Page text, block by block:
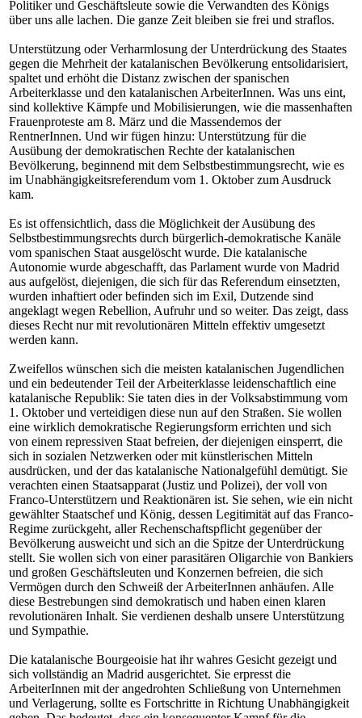
Politiker und Geschäftsleute sowie die Verwandten des Königs
über uns alle lachen. Die ganze Zeit bleiben sie frei und straflos.
Unterstützung oder Verharmlosung der Unterdrückung des Staates
gegen die Mehrheit der katalanischen Bevölkerung entsolidarisiert,
spaltet und erhöht die Distanz zwischen der spanischen
Arbeiterklasse und den katalanischen ArbeiterInnen. Was uns eint,
sind kollektive Kämpfe und Mobilisierungen, wie die massenhaften
Frauenproteste am 8. März und die Massendemos der
RentnerInnen. Und wir fügen hinzu: Unterstützung für die
Ausübung der demokratischen Rechte der katalanischen
Bevölkerung, beginnend mit dem Selbstbestimmungsrecht, wie es
im Unabhängigkeitsreferendum vom 1. Oktober zum Ausdruck
kam.
Es ist offensichtlich, dass die Möglichkeit der Ausübung des
Selbstbestimmungsrechts durch bürgerlich-demokratische Kanäle
vom spanischen Staat ausgelöscht wurde. Die katalanische
Autonomie wurde abgeschafft, das Parlament wurde von Madrid
aus aufgelöst, diejenigen, die sich für das Referendum einsetzten,
wurden inhaftiert oder befinden sich im Exil, Dutzende sind
angeklagt wegen Rebellion, Aufruhr und so weiter. Das zeigt, dass
dieses Recht nur mit revolutionären Mitteln effektiv umgesetzt
werden kann.
Zweifellos wünschen sich die meisten katalanischen Jugendlichen
und ein bedeutender Teil der Arbeiterklasse leidenschaftlich eine
katalanische Republik: Sie taten dies in der Volksabstimmung vom
1. Oktober und verteidigen diese nun auf den Straßen. Sie wollen
eine wirklich demokratische Regierungsform errichten und sich
von einem repressiven Staat befreien, der diejenigen einsperrt, die
sich in sozialen Netzwerken oder mit künstlerischen Mitteln
ausdrücken, und der das katalanische Nationalgefühl demütigt. Sie
verachten einen Staatsapparat (Justiz und Polizei), der voll von
Franco-Unterstützern und Reaktionären ist. Sie sehen, wie ein nicht
gewählter Staatschef und König, dessen Legitimität auf das Franco-
Regime zurückgeht, aller Rechenschaftspflicht gegenüber der
Bevölkerung ausweicht und sich an die Spitze der Unterdrückung
stellt. Sie wollen sich von einer parasitären Oligarchie von Bankiers
und großen Geschäftsleuten und Konzernen befreien, die sich
Vermögen durch den Schweiß der ArbeiterInnen anhäufen. Alle
diese Bestrebungen sind demokratisch und haben einen klaren
revolutionären Inhalt. Sie verdienen deshalb unsere Unterstützung
und Sympathie.
Die katalanische Bourgeoisie hat ihr wahres Gesicht gezeigt und
sich vollständig an Madrid ausgerichtet. Sie erpresst die
ArbeiterInnen mit der angedrohten Schließung von Unternehmen
und Verlagerung, sollte es Fortschritte in Richtung Unabhängigkeit